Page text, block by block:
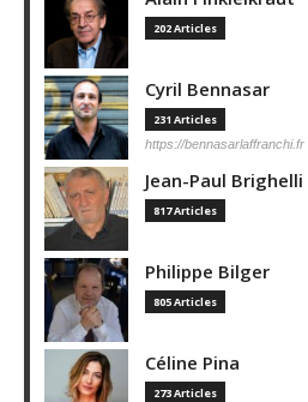
202 Articles
Cyril Bennasar
231 Articles
https://bennasarlaffranchi.fr
Jean-Paul Brighelli
817 Articles
Philippe Bilger
805 Articles
Céline Pina
273 Articles